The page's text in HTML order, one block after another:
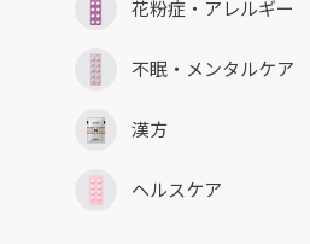
花粉症・アレルギー
不眠・メンタルケア
漢方
ヘルスケア